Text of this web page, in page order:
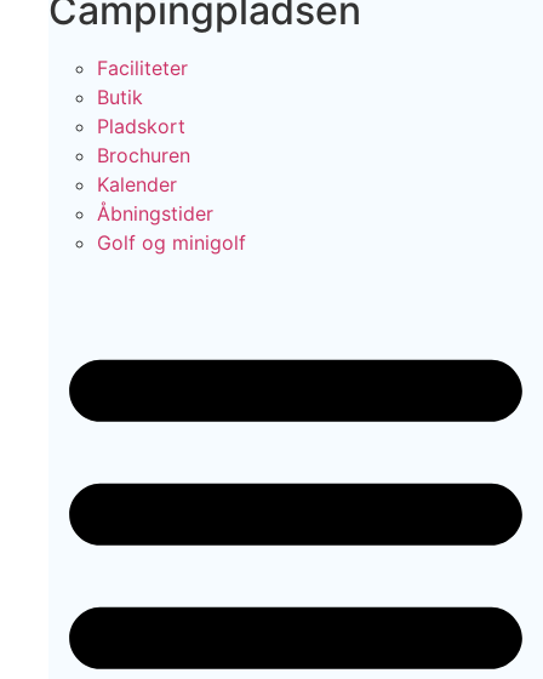
Campingpladsen
Faciliteter
Butik
Pladskort
Brochuren
Kalender
Åbningstider
Golf og minigolf